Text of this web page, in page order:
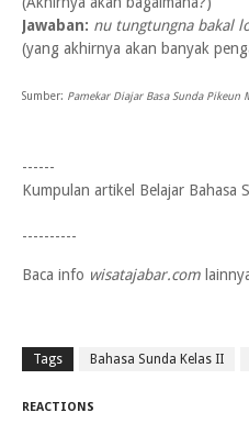
Jawaban: nu tungtungna bakal
(yang akhirnya akan banyak
Sumber: Pamekar Diajar Basa Sunda Pikeun
------
Kumpulan artikel Belajar Bahasa
----------
Baca info wisatajabar.com
Tags Bahasa Sunda Kelas II
REACTIONS